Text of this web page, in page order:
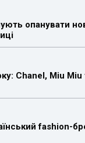
опанувати
Chanel, Miu Miu
fashion-